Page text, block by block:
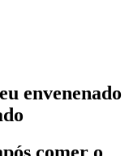
envenenado